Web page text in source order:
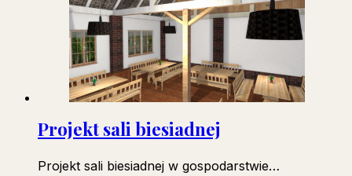
Projekt sali biesiadnej
Projekt sali biesiadnej w gospodarstwie…